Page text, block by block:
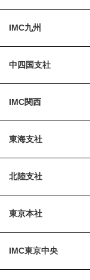
IMC九州
中四国支社
IMC関西
東海支社
北陸支社
東京本社
IMC東京中央